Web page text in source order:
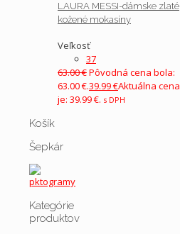
LAURA MESSI-dámske zlaté
kožené mokasíny
Veľkosť
37
63.00€Pôvodná cena bola:
63.00 €.39.99€Aktuálna cena
je: 39.99 €. s DPH
Košík
Šepkár
Kategórie
produktov